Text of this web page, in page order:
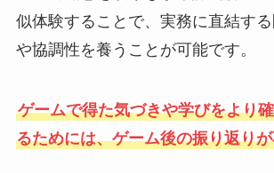
似体験することで、実務に直結す
や協調性を養うことが可能です。
ゲームで得た気づきや学びをより
るためには、ゲーム後の振り返り